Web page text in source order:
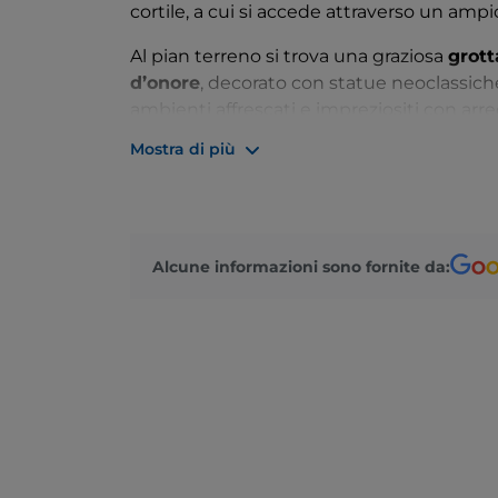
cortile, a cui si accede attraverso un
Al pian terreno si trova una graziosa
d’onore, decorato con statue
Pier Dandini.
e lesene, con una galleria superiore di
Mostra di più
Alcune informazioni sono fornite da: